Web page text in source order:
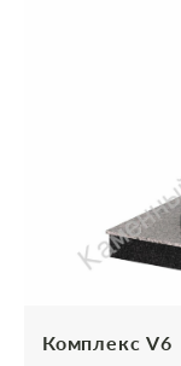
Комплекс V6